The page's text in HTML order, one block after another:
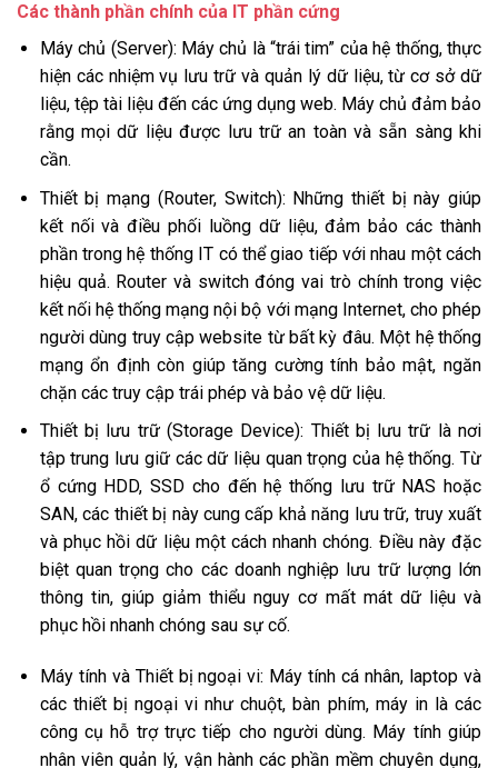
Các thành phần chính của IT phần cứng
Máy chủ (Server): Máy chủ là “trái tim” của hệ thống, thực
hiện các nhiệm vụ lưu trữ và quản lý dữ liệu, từ cơ sở dữ
liệu, tệp tài liệu đến các ứng dụng web. Máy chủ đảm bảo
rằng mọi dữ liệu được lưu trữ an toàn và sẵn sàng khi
cần.
Thiết bị mạng (Router, Switch): Những thiết bị này giúp
kết nối và điều phối luồng dữ liệu, đảm bảo các thành
phần trong hệ thống IT có thể giao tiếp với nhau một cách
hiệu quả. Router và switch đóng vai trò chính trong việc
kết nối hệ thống mạng nội bộ với mạng Internet, cho phép
người dùng truy cập website từ bất kỳ đâu. Một hệ thống
mạng ổn định còn giúp tăng cường tính bảo mật, ngăn
chặn các truy cập trái phép và bảo vệ dữ liệu.
Thiết bị lưu trữ (Storage Device): Thiết bị lưu trữ là nơi
tập trung lưu giữ các dữ liệu quan trọng của hệ thống. Từ
ổ cứng HDD, SSD cho đến hệ thống lưu trữ NAS hoặc
SAN, các thiết bị này cung cấp khả năng lưu trữ, truy xuất
và phục hồi dữ liệu một cách nhanh chóng. Điều này đặc
biệt quan trọng cho các doanh nghiệp lưu trữ lượng lớn
thông tin, giúp giảm thiểu nguy cơ mất mát dữ liệu và
phục hồi nhanh chóng sau sự cố.
Máy tính và Thiết bị ngoại vi: Máy tính cá nhân, laptop và
các thiết bị ngoại vi như chuột, bàn phím, máy in là các
công cụ hỗ trợ trực tiếp cho người dùng. Máy tính giúp
nhân viên quản lý, vận hành các phần mềm chuyên dụng,